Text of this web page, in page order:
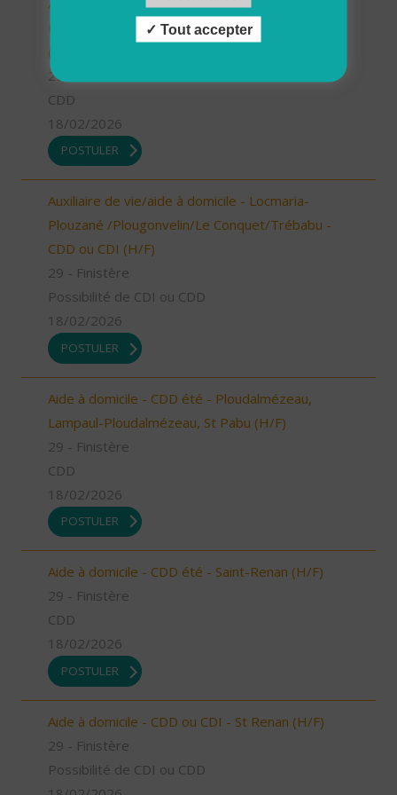
Plouzané/Plougonvelin/Le Conquet/Trébabu
(H/F)
29 - Finistère
CDD
18/02/2026
POSTULER
Auxiliaire de vie/aide à domicile - Locmaria-
Plouzané /Plougonvelin/Le Conquet/Trébabu -
CDD ou CDI (H/F)
29 - Finistère
Possibilité de CDI ou CDD
18/02/2026
POSTULER
Aide à domicile - CDD été - Ploudalmézeau,
Lampaul-Ploudalmézeau, St Pabu (H/F)
29 - Finistère
CDD
18/02/2026
POSTULER
Aide à domicile - CDD été - Saint-Renan (H/F)
29 - Finistère
CDD
18/02/2026
POSTULER
Aide à domicile - CDD ou CDI - St Renan (H/F)
29 - Finistère
Possibilité de CDI ou CDD
Tout accepter